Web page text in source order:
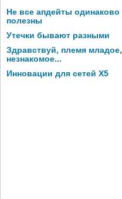
Не все апдейты одинаково
полезны
Утечки бывают разными
Здравствуй, племя младое,
незнакомое...
Инновации для сетей X5